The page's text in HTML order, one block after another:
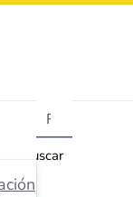
Buscar